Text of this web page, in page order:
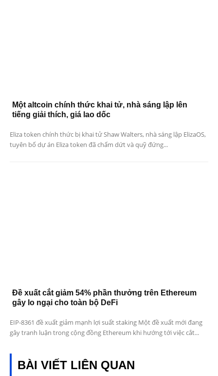
Một altcoin chính thức khai tử, nhà sáng lập lên
tiếng giải thích, giá lao dốc
Eliza token chính thức bị khai tử Shaw Walters, nhà sáng lập ElizaOS,
tuyên bố dự án Eliza token đã chấm dứt và quỹ đứng...
Đề xuất cắt giảm 54% phần thưởng trên Ethereum
gây lo ngại cho toàn bộ DeFi
EIP-8361 đề xuất giảm mạnh lợi suất staking Một đề xuất mới đang
gây tranh luận trong cộng đồng Ethereum khi hướng tới việc cắt...
BÀI VIẾT LIÊN QUAN